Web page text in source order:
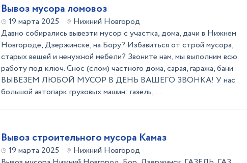
Вывоз мусора ломовоз
19 марта 2025
Нижний Новгород
Давно собирались вывезти мусор с участка, дома, дачи в Нижнем
Новгороде, Дзержинске, на Бору? Избавиться от строй мусора,
старых вещей и ненужной мебели? Звоните нам, мы выполним всю
работу под ключ. Снос (слом) частного дома, сарая, гаража, бани
ВЫВЕЗЕМ ЛЮБОЙ МУСОР В ДЕНЬ ВАШЕГО ЗВОНКА! У нас
большой автопарк грузовых машин: газель, ...
Вывоз строительного мусора Камаз
19 марта 2025
Нижний Новгород